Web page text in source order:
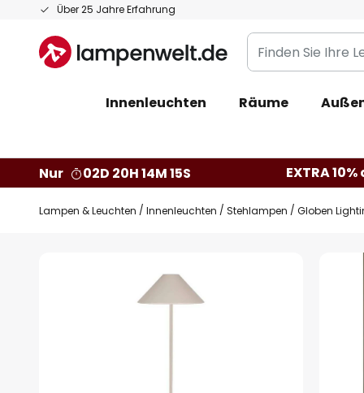
Über 25 Jahre Erfahrung
Zum
springen
Finden
Sie
Leuchte...
Innenleuchten Räume
Nur
02D 20H 14M 14S EXTRA
Lampen & Leuchten Innenleuchten Stehlampen Globen